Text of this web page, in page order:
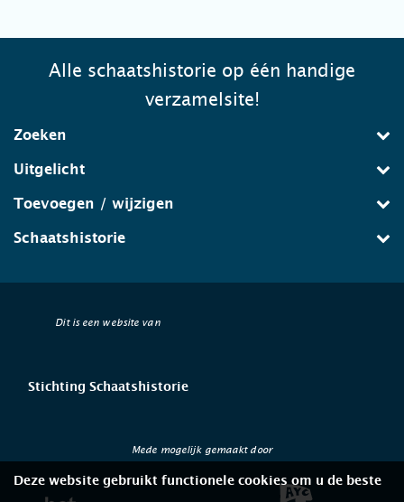
Alle schaatshistorie op één handige
verzamelsite!
Zoeken
Uitgelicht
Toevoegen / wijzigen
Schaatshistorie
Dit is een website van
Stichting Schaatshistorie
Mede mogelijk gemaakt door
Deze website gebruikt functionele cookies om u de beste